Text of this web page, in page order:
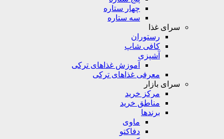
چهار ستاره
سه ستاره
سرای غذا
رستوران
کافی شاپ
آشپزی
آموزش غذاهای ترکی
معرفی غذاهای ترکی
سرای بازار
مرکز خرید
مناطق خرید
برندها
ماوی
دفاکتو